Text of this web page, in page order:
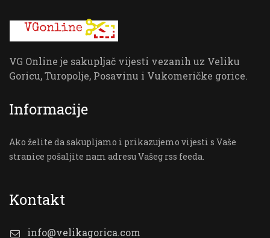
VG Online je sakupljač vijesti vezanih uz Veliku
Goricu, Turopolje, Posavinu i Vukomeričke gorice.
Informacije
Ako želite da sakupljamo i prikazujemo vijesti s Vaše
stranice pošaljite nam adresu Vašeg rss feeda.
Kontakt
info@velikagorica.com